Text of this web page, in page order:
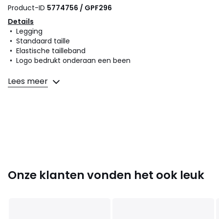
Product-ID 5774756 / GPF296
Details
• Legging
• Standaard taille
• Elastische tailleband
• Logo bedrukt onderaan een been
Samenstelling en onderhoud
• 95% katoen, 5% elasthan
Lees meer
Onze klanten vonden het ook leuk